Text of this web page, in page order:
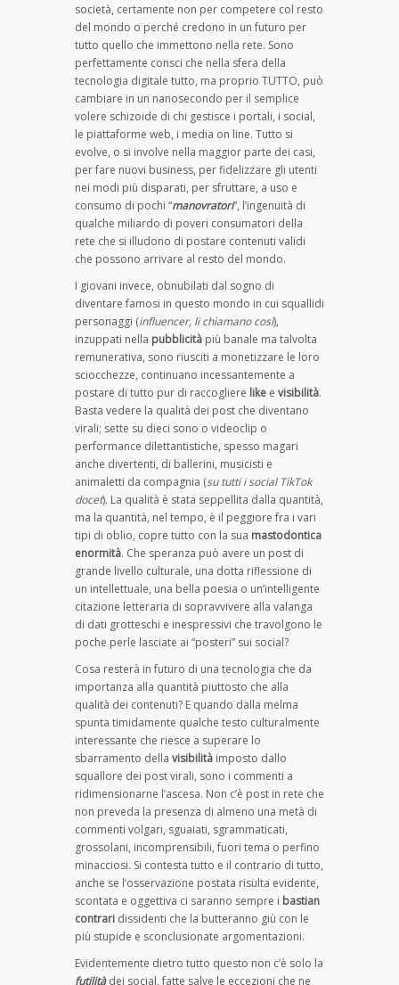
società, certamente non per competere col resto
del mondo o perché credono in un futuro per
tutto quello che immettono nella rete. Sono
perfettamente consci che nella sfera della
tecnologia digitale tutto, ma proprio TUTTO, può
cambiare in un nanosecondo per il semplice
volere schizoide di chi gestisce i portali, i social,
le piattaforme web, i media on line. Tutto si
evolve, o si involve nella maggior parte dei casi,
per fare nuovi business, per fidelizzare gli utenti
nei modi più disparati, per sfruttare, a uso e
consumo di pochi “manovratori“, l’ingenuità di
qualche miliardo di poveri consumatori della
rete che si illudono di postare contenuti validi
che possono arrivare al resto del mondo.
I giovani invece, obnubilati dal sogno di
diventare famosi in questo mondo in cui squallidi
personaggi (influencer, li chiamano così),
inzuppati nella pubblicità più banale ma talvolta
remunerativa, sono riusciti a monetizzare le loro
sciocchezze, continuano incessantemente a
postare di tutto pur di raccogliere like e visibilità.
Basta vedere la qualità dei post che diventano
virali; sette su dieci sono o videoclip o
performance dilettantistiche, spesso magari
anche divertenti, di ballerini, musicisti e
animaletti da compagnia (su tutti i social TikTok
docet). La qualità è stata seppellita dalla quantità,
ma la quantità, nel tempo, è il peggiore fra i vari
tipi di oblio, copre tutto con la sua mastodontica
enormità. Che speranza può avere un post di
grande livello culturale, una dotta riflessione di
un intellettuale, una bella poesia o un’intelligente
citazione letteraria di sopravvivere alla valanga
di dati grotteschi e inespressivi che travolgono le
poche perle lasciate ai “posteri” sui social?
Cosa resterà in futuro di una tecnologia che da
importanza alla quantità piuttosto che alla
qualità dei contenuti? E quando dalla melma
spunta timidamente qualche testo culturalmente
interessante che riesce a superare lo
sbarramento della visibilità imposto dallo
squallore dei post virali, sono i commenti a
ridimensionarne l’ascesa. Non c’è post in rete che
non preveda la presenza di almeno una metà di
commenti volgari, sguaiati, sgrammaticati,
grossolani, incomprensibili, fuori tema o perfino
minacciosi. Si contesta tutto e il contrario di tutto,
anche se l’osservazione postata risulta evidente,
scontata e oggettiva ci saranno sempre i bastian
contrari dissidenti che la butteranno giù con le
più stupide e sconclusionate argomentazioni.
Evidentemente dietro tutto questo non c’è solo la
futilitàdei social, fatte salve le eccezioni che ne